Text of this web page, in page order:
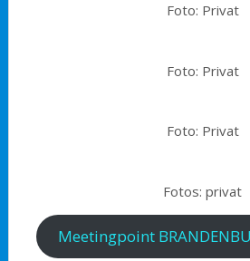
Foto: Privat
Foto: Privat
Foto: Privat
Fotos: privat
Meetingpoint